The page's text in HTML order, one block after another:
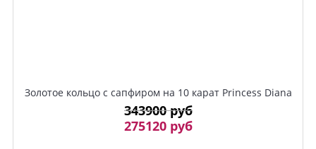
Золотое кольцо с сапфиром на 10 карат Princess Diana
343900 руб
275120 руб